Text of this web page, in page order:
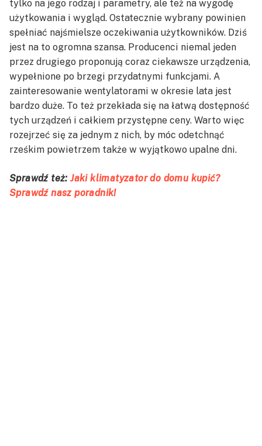
tylko na jego rodzaj i parametry, ale też na wygodę
użytkowania i wygląd. Ostatecznie wybrany powinien
spełniać najśmielsze oczekiwania użytkowników. Dziś
jest na to ogromna szansa. Producenci niemal jeden
przez drugiego proponują coraz ciekawsze urządzenia,
wypełnione po brzegi przydatnymi funkcjami. A
zainteresowanie wentylatorami w okresie lata jest
bardzo duże. To też przekłada się na łatwą dostępność
tych urządzeń i całkiem przystępne ceny. Warto więc
rozejrzeć się za jednym z nich, by móc odetchnąć
rześkim powietrzem także w wyjątkowo upalne dni.
Sprawdź też:Jaki klimatyzator do domu kupić?
Sprawdź nasz poradnik!